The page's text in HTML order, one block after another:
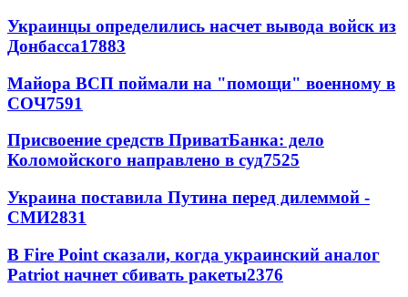
Украинцы определились насчет вывода войск из
Донбасса17883
Майора ВСП поймали на "помощи" военному в
СОЧ7591
Присвоение средств ПриватБанка: дело
Коломойского направлено в суд7525
Украина поставила Путина перед дилеммой -
СМИ2831
В Fire Point сказали, когда украинский аналог
Patriot начнет сбивать ракеты2376